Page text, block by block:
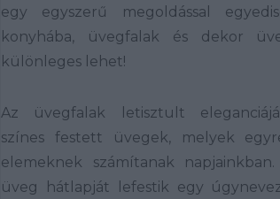
egy egyszerű megoldással
konyhába, üvegfalak és dekor
különleges lehet!
Az üvegfalak letisztult
színes festett üvegek, melyek
elemeknek számítanak
üveg hátlapját lefestik egy